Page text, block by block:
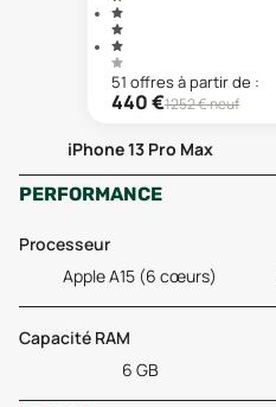
51 offresà partir de :
440€1252€ neuf
iPhone 13 Pro Max
PERFORMANCE
Processeur
Apple A15 (6 cœurs)
Capacité RAM
6 GB